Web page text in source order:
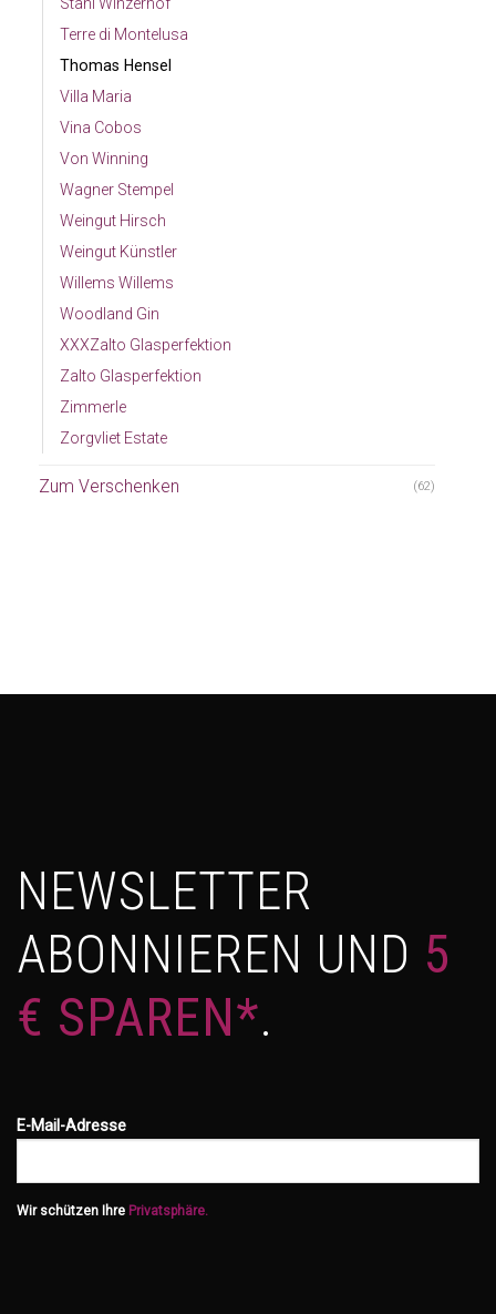
Stahl Winzerhof
Terre di Montelusa
Thomas Hensel
Villa Maria
Vina Cobos
Von Winning
Wagner Stempel
Weingut Hirsch
Weingut Künstler
Willems Willems
Woodland Gin
XXXZalto Glasperfektion
Zalto Glasperfektion
Zimmerle
Zorgvliet Estate
Zum Verschenken (62)
NEWSLETTER
ABONNIEREN UND 5
€ SPAREN*.
E-Mail-Adresse
Wir schützen Ihre Privatsphäre.